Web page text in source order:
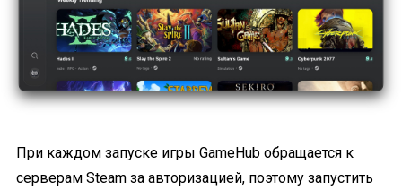
При каждом запуске игры GameHub обращается к
серверам Steam за авторизацией, поэтому запустить